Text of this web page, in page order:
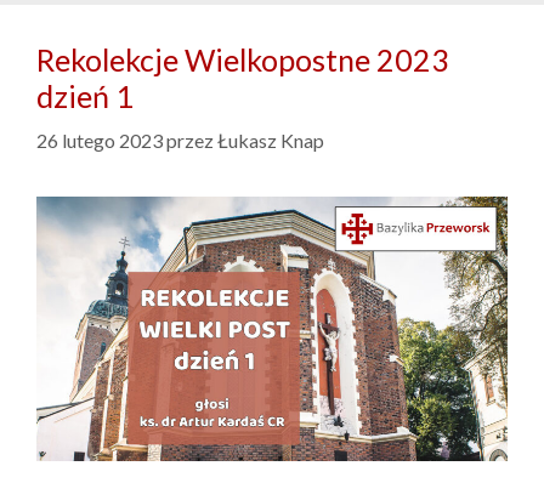
Rekolekcje Wielkopostne 2023
dzień 1
26 lutego 2023przezŁukasz Knap